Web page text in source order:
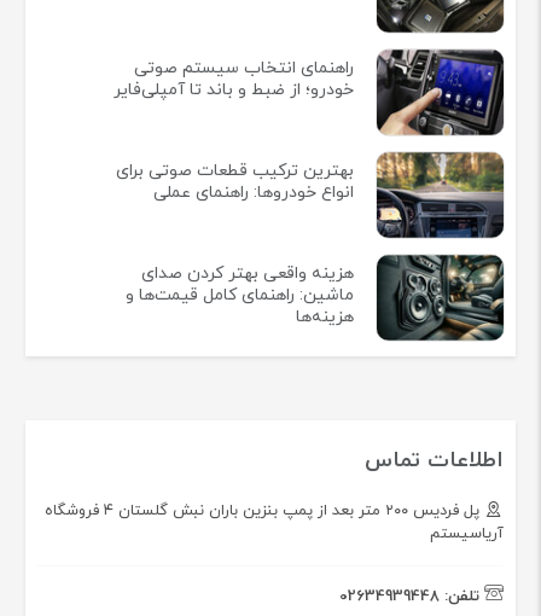
راهنمای انتخاب سیستم صوتی
خودرو؛ از ضبط و باند تا آمپلی‌فایر
بهترین ترکیب قطعات صوتی برای
انواع خودروها: راهنمای عملی
هزینه واقعی بهتر کردن صدای
ماشین: راهنمای کامل قیمت‌ها و
هزینه‌ها
اطلاعات تماس
پل فردیس ۲۰۰ متر بعد از پمپ بنزین باران نبش گلستان ۴ فروشگاه
آریاسیستم
تلفن: 02634939448